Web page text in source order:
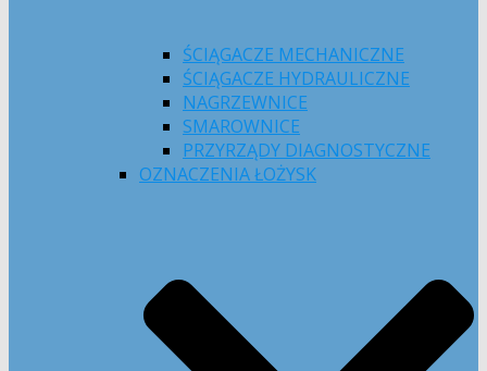
ŚCIĄGACZE MECHANICZNE
ŚCIĄGACZE HYDRAULICZNE
NAGRZEWNICE
SMAROWNICE
PRZYRZĄDY DIAGNOSTYCZNE
OZNACZENIA ŁOŻYSK